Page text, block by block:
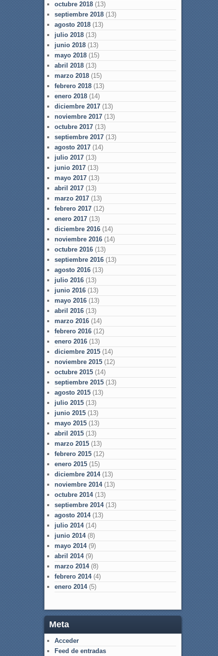
octubre 2018(13)
septiembre 2018(13)
agosto 2018(13)
julio 2018(13)
junio 2018(13)
mayo 2018(15)
abril 2018(13)
marzo 2018(15)
febrero 2018(13)
enero 2018(14)
diciembre 2017(13)
noviembre 2017(13)
octubre 2017(13)
septiembre 2017(13)
agosto 2017(14)
julio 2017(13)
junio 2017(13)
mayo 2017(13)
abril 2017(13)
marzo 2017(13)
febrero 2017(12)
enero 2017(13)
diciembre 2016(14)
noviembre 2016(14)
octubre 2016(13)
septiembre 2016(13)
agosto 2016(13)
julio 2016(13)
junio 2016(13)
mayo 2016(13)
abril 2016(13)
marzo 2016(14)
febrero 2016(12)
enero 2016(13)
diciembre 2015(14)
noviembre 2015(12)
octubre 2015(14)
septiembre 2015(13)
agosto 2015(13)
julio 2015(13)
junio 2015(13)
mayo 2015(13)
abril 2015(13)
marzo 2015(13)
febrero 2015(12)
enero 2015(15)
diciembre 2014(13)
noviembre 2014(13)
octubre 2014(13)
septiembre 2014(13)
agosto 2014(13)
julio 2014(14)
junio 2014(8)
mayo 2014(9)
abril 2014(9)
marzo 2014(8)
febrero 2014(4)
enero 2014(5)
Meta
Acceder
Feed de entradas